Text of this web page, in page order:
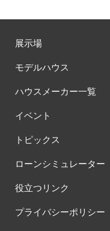
展示場
モデルハウス
ハウスメーカー一覧
イベント
トピックス
ローンシミュレーター
役立つリンク
プライバシーポリシー